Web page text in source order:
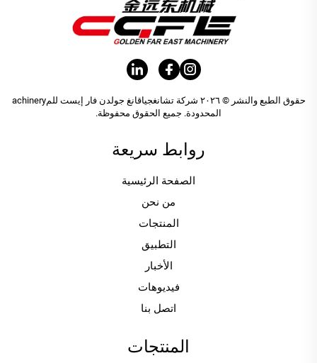
حقوق الطبع والنشر © ٢٠٢٦ شركة تشانغجياقانغ جولدن فار إيست للمachinery
المحدودة. جميع الحقوق محفوظة.
روابط سريعة
الصفحة الرئيسية
من نحن
المنتجات
التطبيق
الأخبار
فيديوهات
اتصل بنا
المنتجات